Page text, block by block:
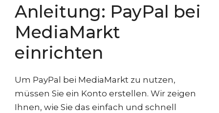
Anleitung: PayPal bei
MediaMarkt
einrichten
Um PayPal bei MediaMarkt zu nutzen,
müssen Sie ein Konto erstellen. Wir zeigen
Ihnen, wie Sie das einfach und schnell